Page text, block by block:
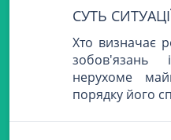
СУТЬ
Хто визначає
нерухоме
порядку його